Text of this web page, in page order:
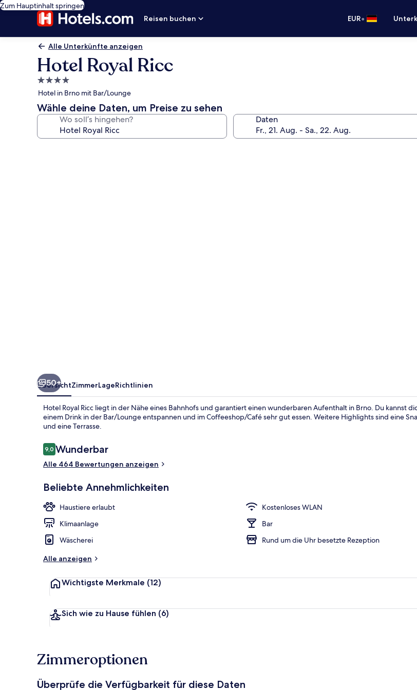
Zum Hauptinhalt springen
Reisen buchen
EUR•
Alle Unterkünfte anzeigen
Hotel Royal Ricc
4.0-
Sterne-
Unterkunft
Hotel in Brno mit Bar/Lounge
Wähle deine Daten, um Preise zu sehen
Wo soll’s hingehen? Daten
50+
ÜbersichtZimmerLageRichtlinien
Hotel Royal Ricc liegt in der Nähe eines Bahnhofs und garantiert einen wunderbaren Aufenthalt in Brno. Du kannst
einem Drink in der Bar/Lounge entspannen und im Coffeeshop/Café sehr gut essen. Weitere Highlights sind eine
und eine Terrasse.
Bewertungen
9,09,0 von 10.
Wunderbar
Alle 464 Bewertungen anzeigen
Beliebte Annehmlichkeiten
Haustiere erlaubt
Kostenloses WLAN
Klimaanlage
Bar
Wäscherei
Rund um die Uhr besetzte Rezeption
Alle anzeigen
Wichtigste Merkmale (12)
Sich wie zu Hause fühlen (6)
Zimmeroptionen
Überprüfe die Verfügbarkeit für diese Daten